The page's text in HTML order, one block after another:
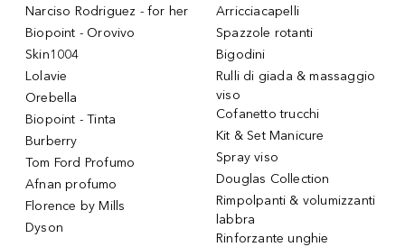
Narciso Rodriguez - for her
Biopoint - Orovivo
Skin1004
Lolavie
Orebella
Biopoint - Tinta
Burberry
Tom Ford Profumo
Afnan profumo
Florence by Mills
Dyson
Arricciacapelli
Spazzole rotanti
Bigodini
Rulli di giada & massaggio
viso
Cofanetto trucchi
Kit & Set Manicure
Spray viso
Douglas Collection
Rimpolpanti & volumizzanti
labbra
Rinforzante unghie